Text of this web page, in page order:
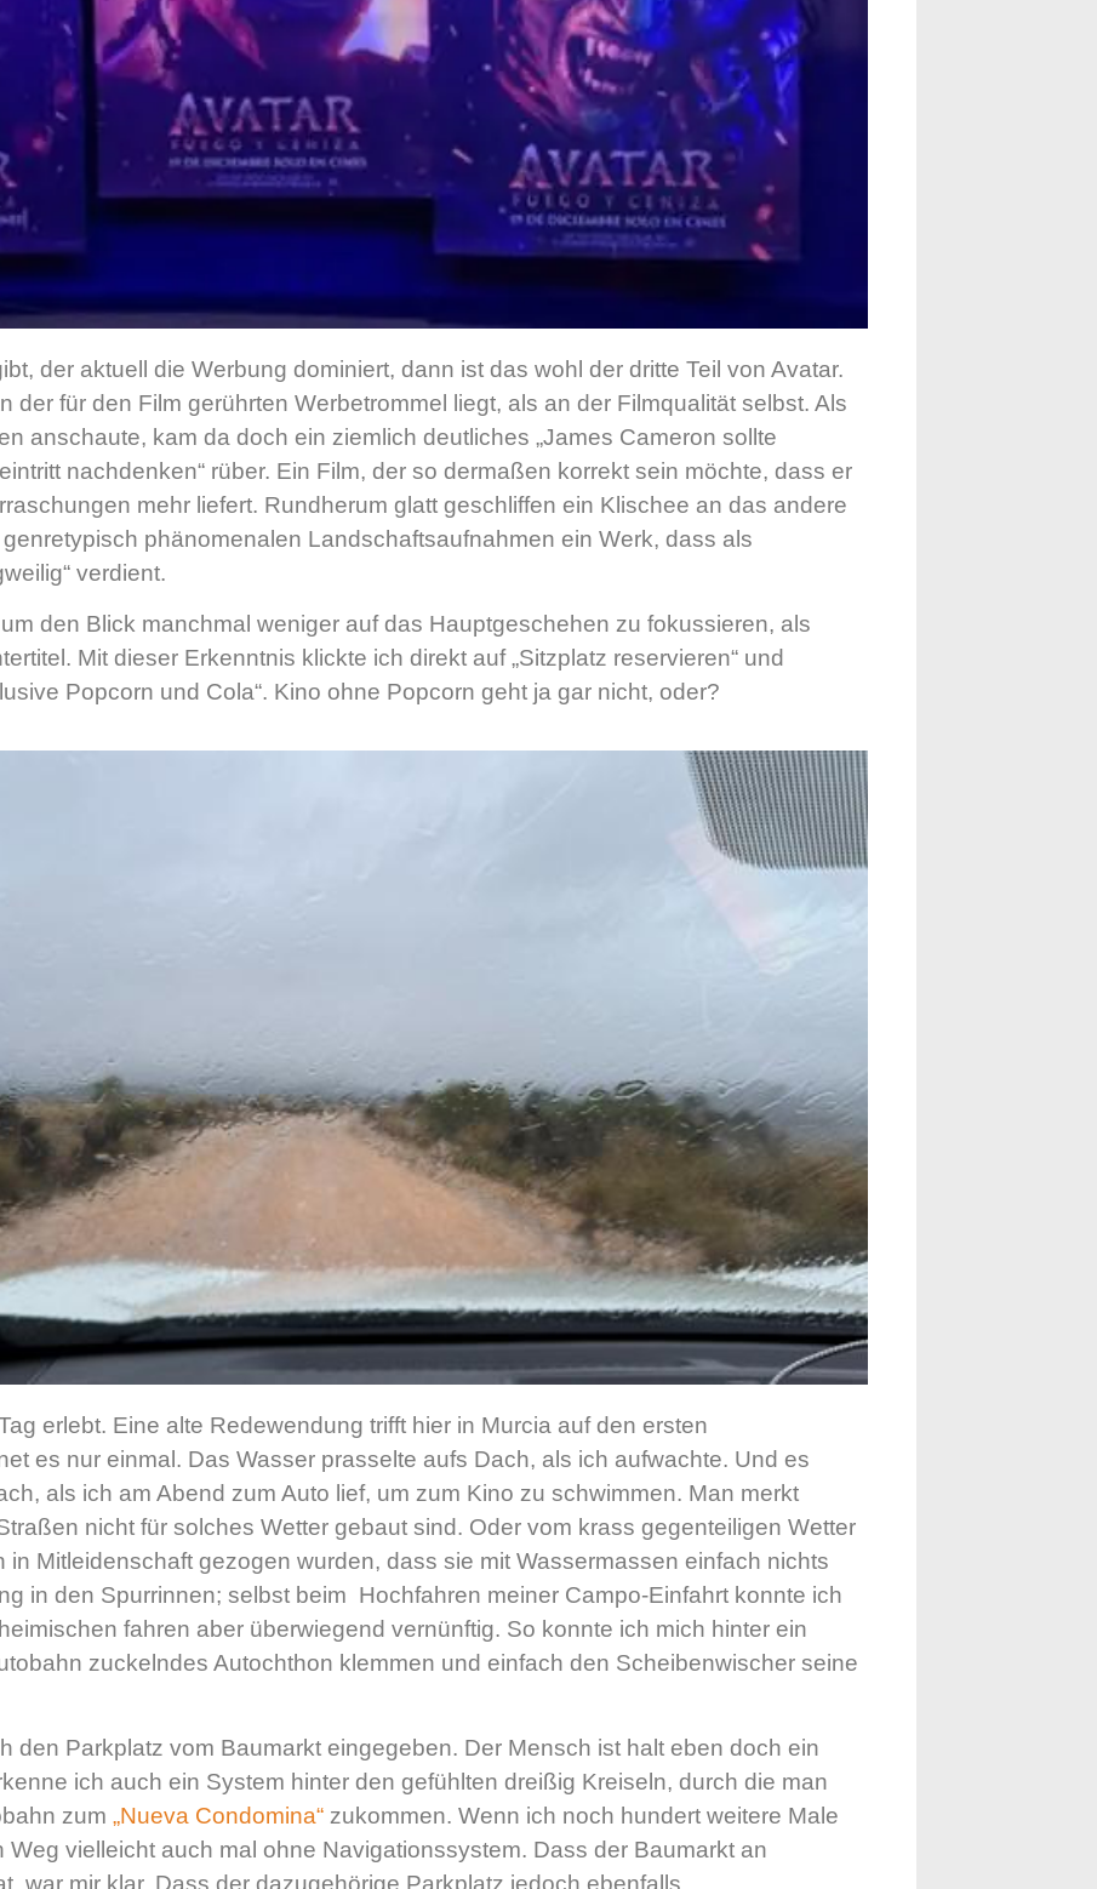
der aktuell die Werbung dominiert, dann ist das wohl der dritte Teil von Avatar.
der für den Film gerührten Werbetrommel liegt, als an der Filmqualität selbst. Als
anschaute, kam da doch ein ziemlich deutliches „James Cameron sollte
nachdenken“ rüber. Ein Film, der so dermaßen korrekt sein möchte, dass er
mehr liefert. Rundherum glatt geschliffen ein Klischee an das andere
phänomenalen Landschaftsaufnahmen ein Werk, dass als
verdient.
den Blick manchmal weniger auf das Hauptgeschehen zu fokussieren, als
Mit dieser Erkenntnis klickte ich direkt auf „Sitzplatz reservieren“ und
Popcorn und Cola“. Kino ohne Popcorn geht ja gar nicht, oder?
erlebt. Eine alte Redewendung trifft hier in Murcia auf den ersten
es nur einmal. Das Wasser prasselte aufs Dach, als ich aufwachte. Und es
als ich am Abend zum Auto lief, um zum Kino zu schwimmen. Man merkt
nicht für solches Wetter gebaut sind. Oder vom krass gegenteiligen Wetter
in Mitleidenschaft gezogen wurden, dass sie mit Wassermassen einfach nichts
in den Spurrinnen; selbst beim Hochfahren meiner Campo-Einfahrt konnte ich
fahren aber überwiegend vernünftig. So konnte ich mich hinter ein
zuckelndes Autochthon klemmen und einfach den Scheibenwischer seine
den Parkplatz vom Baumarkt eingegeben. Der Mensch ist halt eben doch ein
ich auch ein System hinter den gefühlten dreißig Kreiseln, durch die man
zum„Nueva Condomina“ zukommen. Wenn ich noch hundert weitere Male
Weg vielleicht auch mal ohne Navigationssystem. Dass der Baumarkt an
war mir klar. Dass der dazugehörige Parkplatz jedoch ebenfalls